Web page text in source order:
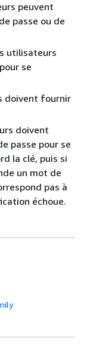
peuvent
passe ou de
utilisateurs
se
doivent fournir
doivent
passe pour se
la clé, puis si
un mot de
pas à
échoue.